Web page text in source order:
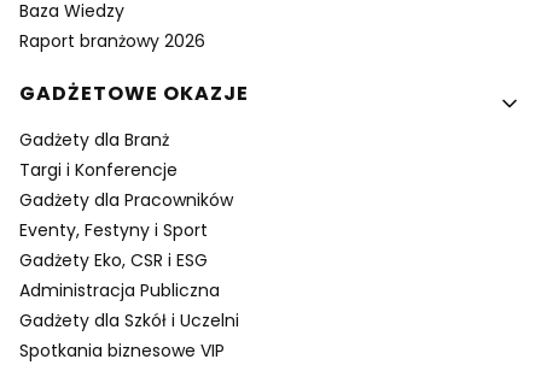
Baza Wiedzy
Raport branżowy 2026
GADŻETOWE OKAZJE
Gadżety dla Branż
Targi i Konferencje
Gadżety dla Pracowników
Eventy, Festyny i Sport
Gadżety Eko, CSR i ESG
Administracja Publiczna
Gadżety dla Szkół i Uczelni
Spotkania biznesowe VIP